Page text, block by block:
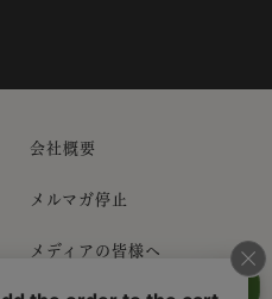
会社概要
メルマガ停止
メディアの皆様へ